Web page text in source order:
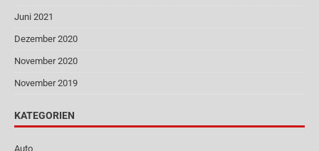
Juni 2021
Dezember 2020
November 2020
November 2019
KATEGORIEN
Auto